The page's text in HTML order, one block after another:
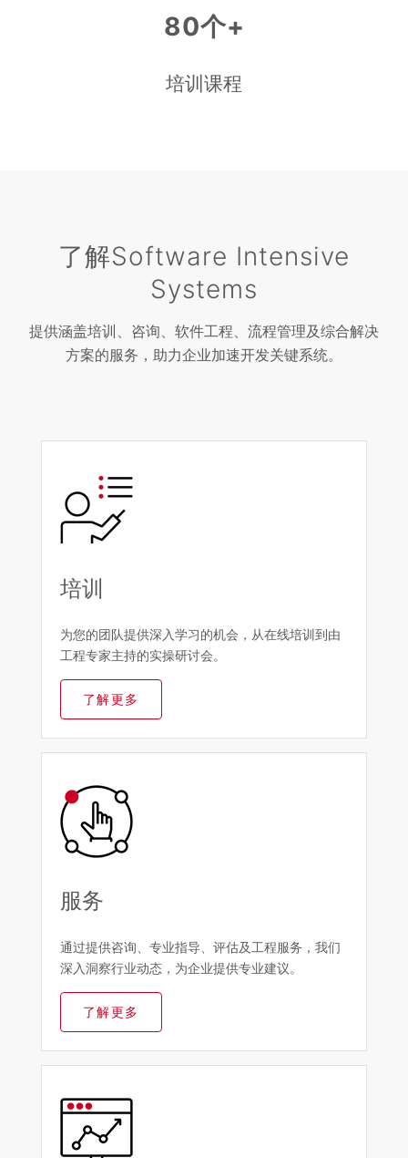
80个+
培训课程
了解Software Intensive
Systems
提供涵盖培训、咨询、软件工程、流程管理及综合解决
方案的服务，助力企业加速开发关键系统。
培训
为您的团队提供深入学习的机会，从在线培训到由
工程专家主持的实操研讨会。
了解更多
服务
通过提供咨询、专业指导、评估及工程服务，我们
深入洞察行业动态，为企业提供专业建议。
了解更多